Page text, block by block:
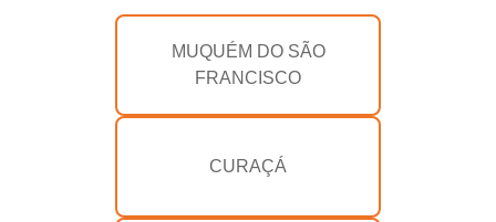
MUQUÉM DO SÃO
FRANCISCO
CURAÇÁ